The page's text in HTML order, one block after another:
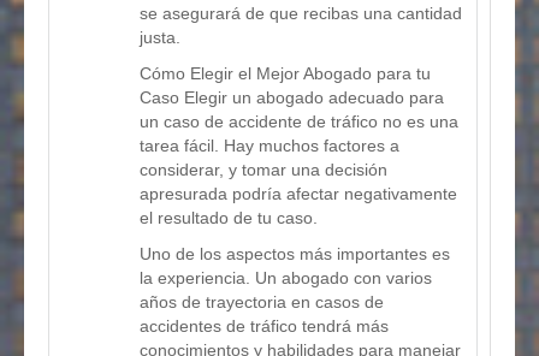
se asegurará de que recibas una cantidad
justa.
Cómo Elegir el Mejor Abogado para tu
Caso Elegir un abogado adecuado para
un caso de accidente de tráfico no es una
tarea fácil. Hay muchos factores a
considerar, y tomar una decisión
apresurada podría afectar negativamente
el resultado de tu caso.
Uno de los aspectos más importantes es
la experiencia. Un abogado con varios
años de trayectoria en casos de
accidentes de tráfico tendrá más
conocimientos y habilidades para manejar